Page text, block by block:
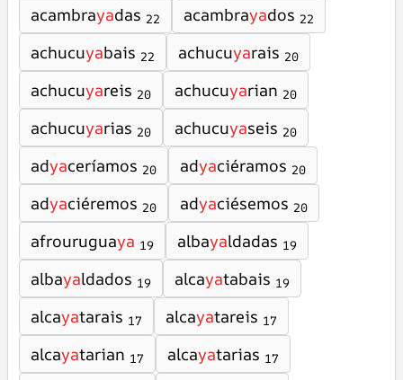
acambrayadas 22 acambrayados 22
achucuyabais 22 achucuyarais 20
achucuyareis 20 achucuyarian 20
achucuyarias 20 achucuyaseis 20
adyaceríamos 20 adyaciéramos 20
adyaciéremos 20 adyaciésemos 20
afrouruguaya 19 albayaldadas 19
albayaldados 19 alcayatabais 19
alcayatarais 17 alcayatareis 17
alcayatarian 17 alcayatarias 17